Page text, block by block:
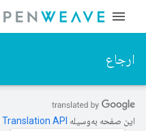
ارجاع
این صفحه به‌وسیله